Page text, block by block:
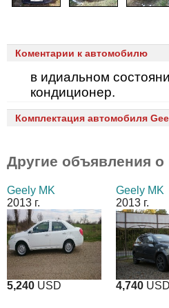
Коментарии к автомобилю
в идиальном
кондиционер.
Комплектация автомобиля
Другие объявления о
Geely MK
2013 г.
5,240 USD
Geely MK
2013 г.
4,740 USD